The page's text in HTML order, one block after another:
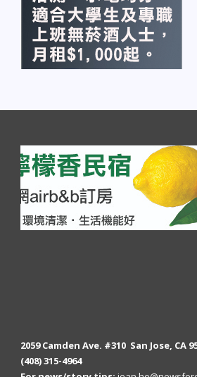
2059 Camden Ave. #310 San Jose, CA
(408) 315-4964